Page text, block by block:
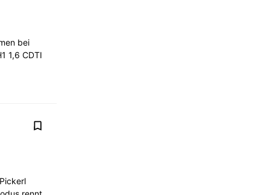
bei
1,6 CDTI